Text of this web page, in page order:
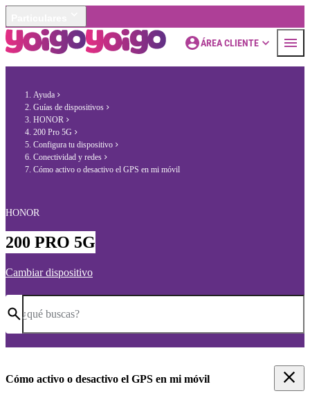
ÁREA CLIENTE
Ayuda
Guías de dispositivos
HONOR
200 Pro 5G
Configura tu dispositivo
Conectividad y redes
Cómo activo o desactivo el GPS en mi móvil
HONOR
200 PRO 5G
Cambiar dispositivo
¿qué buscas?
Cómo activo o desactivo el GPS en mi móvil